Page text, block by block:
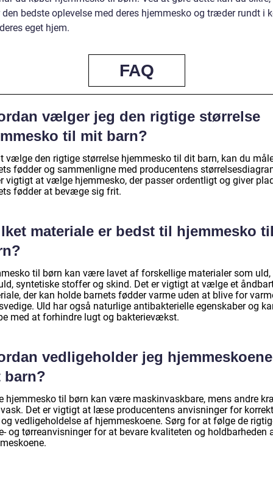
bedste oplevelse med deres hjemmesko og træder rundt i
eget hjem.
FAQ
vælger jeg den rigtige størrelse
til mit barn?
vælge den rigtige størrelse hjemmesko til dit barn, kan du
fødder og sammenligne med producentens
vigtigt at vælge hjemmesko, der passer ordentligt og giver
fødder at bevæge sig frit.
materiale er bedst til hjemmesko
til børn kan være lavet af forskellige materialer som uld,
syntetiske stoffer og skind. Det er vigtigt at vælge et
der kan holde barnets fødder varme uden at blive for
Uld har også naturlige antibakterielle egenskaber og
med at forhindre lugt og bakterievækst.
vedligeholder jeg
barn?
hjemmesko til børn kan være maskinvaskbare, mens andre
Det er vigtigt at læse producentens anvisninger for korrekt
vedligeholdelse af hjemmeskoene. Sørg for at følge de
og tørreanvisninger for at bevare kvaliteten og holdbarheden